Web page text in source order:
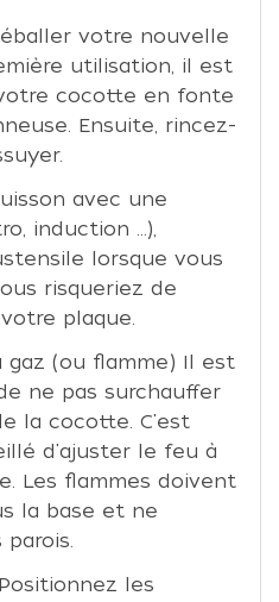
votre nouvelle
utilisation, il est
cocotte en fonte
Ensuite, rincez-
avec une
induction ...),
lorsque vous
risqueriez de
plaque.
gaz (ou flamme) Il est
ne pas surchauffer
la cocotte. C'est
d'ajuster le feu à
Les flammes doivent
la base et ne
parois.
les